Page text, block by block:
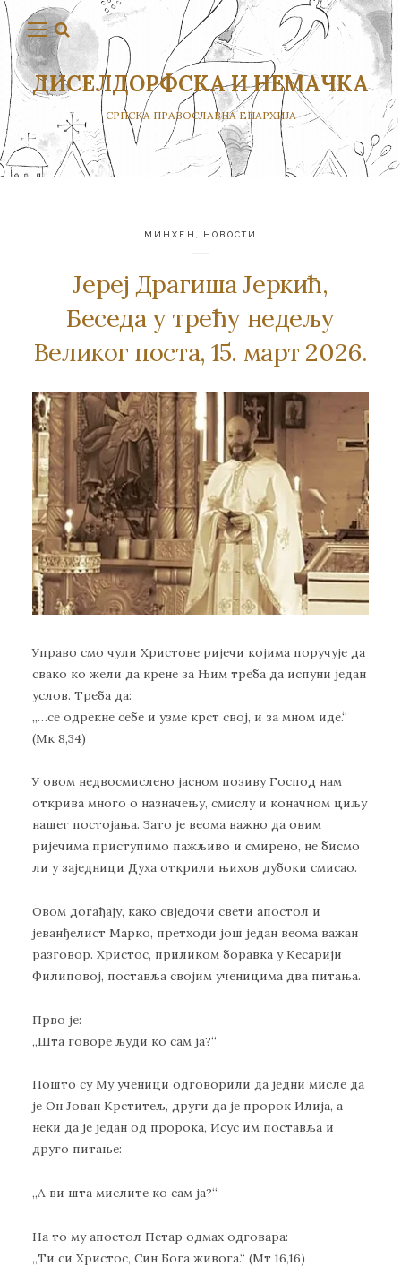
ДИСЕЛДОРФСКА И НЕМАЧКА
СРПСКА ПРАВОСЛАВНА ЕПАРХИЈА
МИНХЕН НОВОСТИ
Јереј Драгиша Јеркић,
Беседа у трећу недељу
Великог поста, 15. март 2026.
Управо смо чули Христове ријечи којима поручује да
свако ко жели да крене за Њим треба да испуни један
услов. Треба да:
„…се одрекне себе и узме крст свој, и за мном иде.“
(Мк 8,34)
У овом недвосмислено јасном позиву Господ нам
открива много о назначењу, смислу и коначном циљу
нашег постојања. Зато је веома важно да овим
ријечима приступимо пажљиво и смирено, не бисмо
ли у заједници Духа открили њихов дубоки смисао.
Овом догађају, како свједочи свети апостол и
јеванђелист Марко, претходи још један веома важан
разговор. Христос, приликом боравка у Кесарији
Филиповој, поставља својим ученицима два питања.
Прво је:
„Шта говоре људи ко сам ја?“
Пошто су Му ученици одговорили да једни мисле да
је Он Јован Крститељ, други да је пророк Илија, а
неки да је један од пророка, Исус им поставља и
друго питање:
„А ви шта мислите ко сам ја?“
На то му апостол Петар одмах одговара:
„Ти си Христос, Син Бога живога.“ (Мт 16,16)